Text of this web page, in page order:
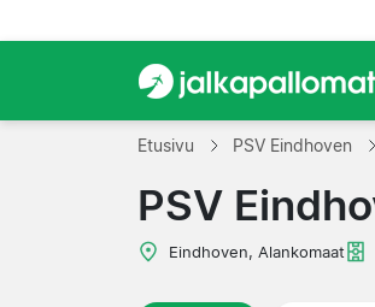
Etusivu PSV Eindhoven
PSV
Eindhoven, Alankomaat